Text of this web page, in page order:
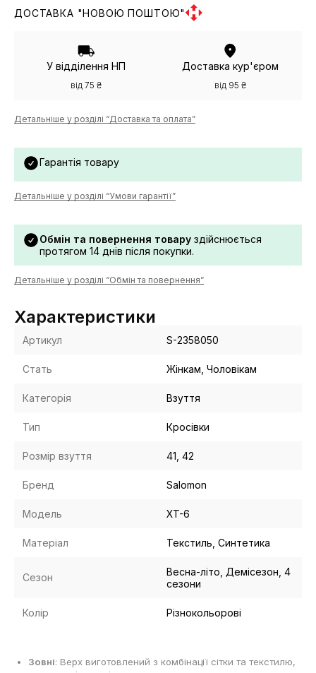
ДОСТАВКА "НОВОЮ ПОШТОЮ"
У відділення НП
від 75 ₴
Доставка кур'єром
від 95 ₴
Детальніше у розділі “Доставка та оплата”
Гарантія товару
Детальніше у розділі “Умови гарантії”
Обмін та повернення товару здійснюється
протягом 14 днів після покупки.
Детальніше у розділі “Обмін та повернення”
Характеристики
Артикул S-2358050
Стать Жінкам, Чоловікам
Категорія Взуття
Тип Кросівки
Розмір взуття 41, 42
Бренд Salomon
Модель XT-6
Матеріал Текстиль, Синтетика
Сезон
Весна-літо, Демісезон, 4
сезони
Колір Різнокольорові
Зовні: Верх виготовлений з комбінації сітки та текстилю,